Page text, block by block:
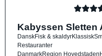
Kabyssen Sletten
DanskFisk & skaldyrKlassisk
Restauranter
DanmarkRegion Hovedstaden